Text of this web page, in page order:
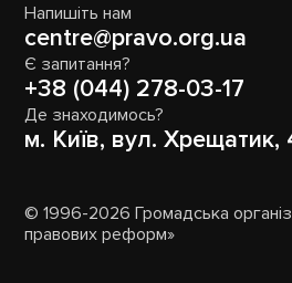
Напишіть нам
centre@pravo.org.ua
Є запитання?
+38 (044) 278-03-17
Де знаходимось?
м. Київ, вул. Хрещатик,
© 1996-2026 Громадська
правових реформ»